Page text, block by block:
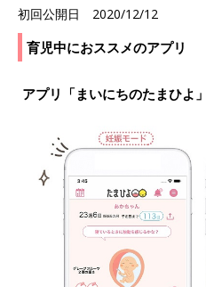
初回公開日 2020/12/12
育児中におススメのアプリ
アプリ「まいにちのたまひよ」